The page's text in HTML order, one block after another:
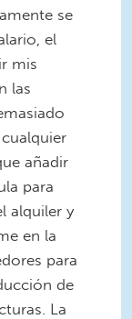
se
el
mis
las
añadir
para
alquiler y
en la
para
de
La